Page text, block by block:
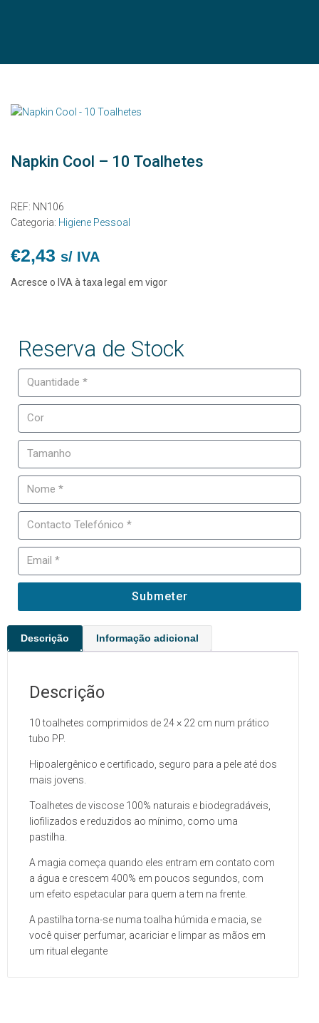
Napkin Cool – 10 Toalhetes
REF: NN106
Categoria: Higiene Pessoal
€2,43 s/ IVA
Acresce o IVA à taxa legal em vigor
Reserva de Stock
Submeter
Descrição Informação adicional
Descrição
10 toalhetes comprimidos de 24 × 22 cm num prático
tubo PP.
Hipoalergênico e certificado, seguro para a pele até dos
mais jovens.
Toalhetes de viscose 100% naturais e biodegradáveis,
liofilizados e reduzidos ao mínimo, como uma
pastilha.
A magia começa quando eles entram em contato com
a água e crescem 400% em poucos segundos, com
um efeito espetacular para quem a tem na frente.
A pastilha torna-se numa toalha húmida e macia, se
você quiser perfumar, acariciar e limpar as mãos em
um ritual elegante